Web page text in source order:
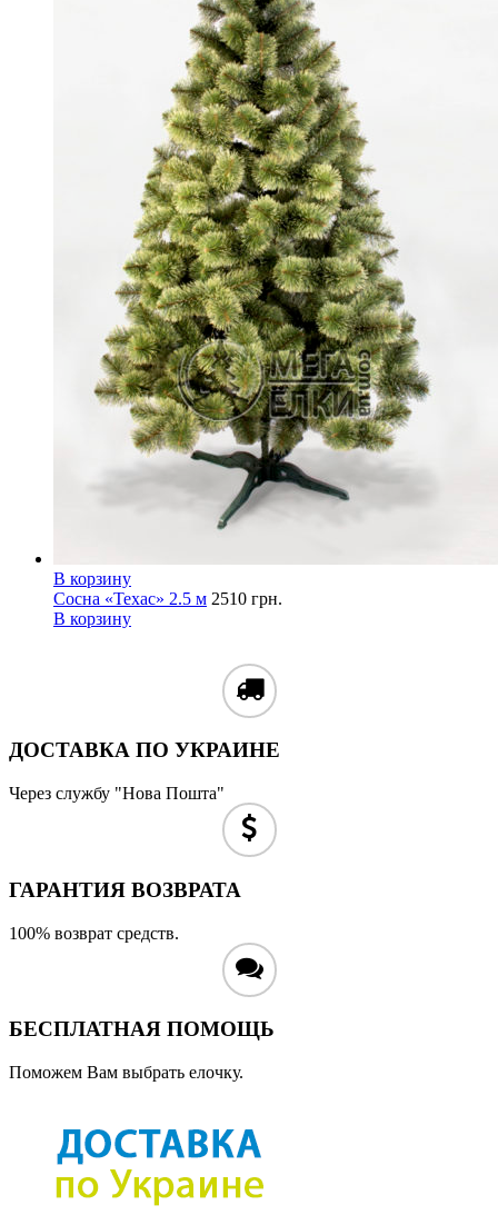
В корзину
Сосна «Техас» 2.5 м 2510 грн.
В корзину
ДОСТАВКА ПО УКРАИНЕ
Через службу "Нова Пошта"
ГАРАНТИЯ ВОЗВРАТА
100% возврат средств.
БЕСПЛАТНАЯ ПОМОЩЬ
Поможем Вам выбрать елочку.